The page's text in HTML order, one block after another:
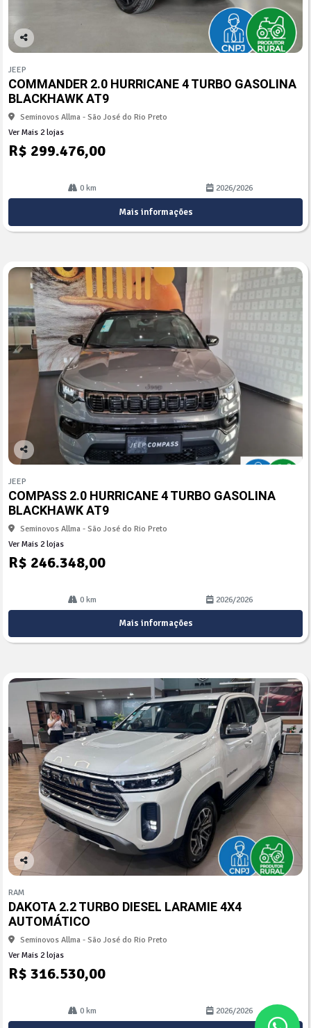
Co
arti
lhe
JEEP
COMMANDER 2.0 HURRICANE 4 TURBO GASOLINA
BLACKHAWK AT9
Seminovos Allma - São José do Rio Preto
Ver Mais 2 lojas
R$ 299.476,00
0 km 2026/2026
Mais informações
Co
arti
lhe
JEEP
COMPASS 2.0 HURRICANE 4 TURBO GASOLINA
BLACKHAWK AT9
Seminovos Allma - São José do Rio Preto
Ver Mais 2 lojas
R$ 246.348,00
0 km 2026/2026
Mais informações
Co
arti
lhe
RAM
DAKOTA 2.2 TURBO DIESEL LARAMIE 4X4
AUTOMÁTICO
Seminovos Allma - São José do Rio Preto
Ver Mais 2 lojas
R$ 316.530,00
0 km 2026/2026